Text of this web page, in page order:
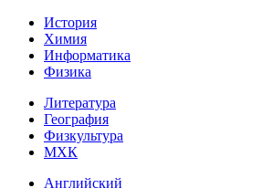
История
Химия
Информатика
Физика
Литература
География
Физкультура
МХК
Английский